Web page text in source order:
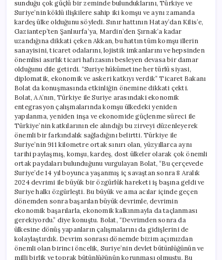
sunduğu çok güçlü bir zeminde bulunduklarını, Türkiye ve
Suriye’nin köklü ilişkilere sahip iki komşu ve aynı zamanda
kardeş ülke olduğunu söyledi. Sınır hattının Hatay’dan Kilis’e,
Gaziantep’ten Şanlıurfa’ya, Mardin’den Şırnak’a kadar
uzandığına dikkati çeken Akkan, bu hattın tüm komşu illerin
sanayisini, ticaret odalarını, lojistik imkanlarını ve hepsinden
önemlisi asırlık ticari hafızasını besleyen devasa bir damar
olduğunu dile getirdi. “Suriye hükümetine her türlü siyasi,
diplomatik, ekonomik ve askeri katkıyı verdik” Ticaret Bakanı
Bolat da konuşmasında etkinliğin önemine dikkati çekti.
Bolat, AA’nın, Türkiye ile Suriye arasındaki ekonomik
entegrasyon çalışmalarında komşu ülkedeki yeniden
yapılanma, yeniden inşa ve ekonomide güçlenme süreci ile
Türkiye’nin katkılarının ele alındığı bu zirveyi düzenleyerek
önemli bir farkındalık sağladığını belirtti. Türkiye ile
Suriye’nin 911 kilometre ortak sınırı olan, yüzyıllarca aynı
tarihi paylaşmış, komşu, kardeş, dost ülkeler olarak çok önemli
ortak paydaları bulunduğunu vurgulayan Bolat, “Bu çerçevede
Suriye’de 14 yıl boyunca yaşanmış iç savaştan sonra 8 Aralık
2024 devrimi ile büyük bir özgürlük hareketi iş başına geldi ve
Suriye halkı özgürleşti. Bu büyük ve ama acılar içinde geçen
dönemden sonra başarılan büyük devrimle, devrimin
ekonomik başarılarla, ekonomik kalkınmayla da taçlanması
gerekiyordu.” diye konuştu. Bolat, “Devrimden sonra da
ülkesine dönüş yapanların çalışmalarını da gidişlerini de
kolaylaştırdık. Devrim sonrası dönemde bizim açımızdan
önemli olan birinci öncelik, Suriye’nin devlet bütünlüğünün ve
milli birlik ve toprak bütünlüğünün korunması olmuştu. Bu